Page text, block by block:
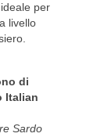
per
livello
di
Italian
Sardo